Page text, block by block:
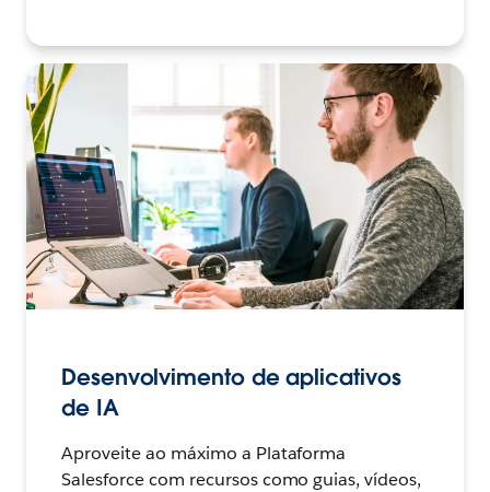
Desenvolvimento de aplicativos
de IA
Aproveite ao máximo a Plataforma
Salesforce com recursos como guias, vídeos,